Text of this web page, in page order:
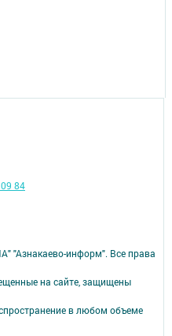
"Азнакаево-информ". Все права
на сайте, защищены
в любом объеме
84